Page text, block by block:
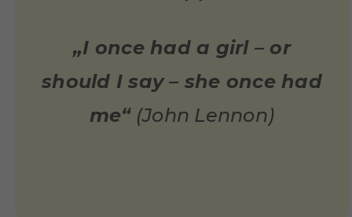
„I once had a girl – or
should I say – she once had
me“(John Lennon)